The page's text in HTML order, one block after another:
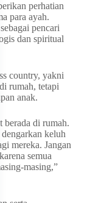
perhatian
para ayah.
pencari
dan spiritual
country, yakni
rumah, tetapi
anak.
berada di rumah.
keluh
mereka. Jangan
semua
masing,”